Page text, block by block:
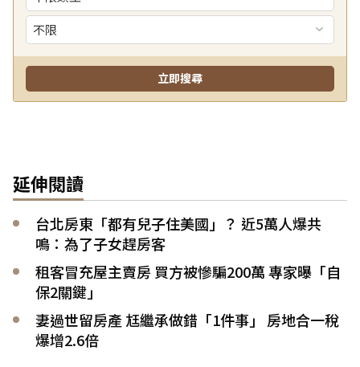
延伸閱讀
台北房東「都有兒子住美國」？ 近5萬人爆共
鳴：為了子女趕房客
租客冒充屋主賣房 買方被慘騙200萬 專家曝「自
保2關鍵」
妻過世留房產 尪繼承做錯「1件事」 房地合一稅
爆增2.6倍